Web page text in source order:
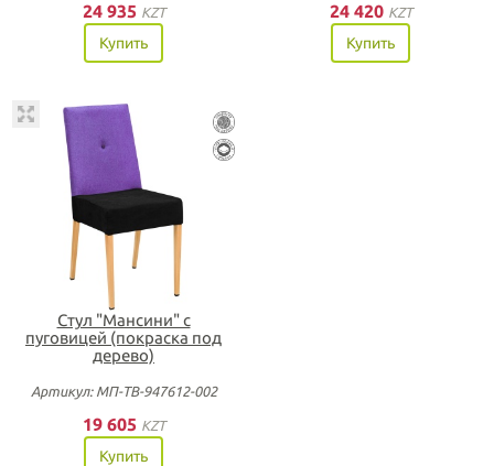
24 935 KZT
Купить
24 420 KZT
Купить
Стул "Мансини" с
пуговицей (покраска под
дерево)
Артикул: МП-ТВ-947612-002
19 605 KZT
Купить